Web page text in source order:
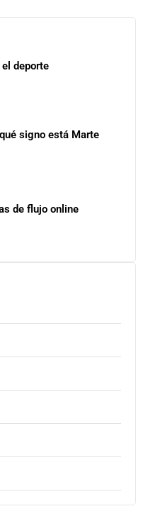
deporte
signo está Marte
de flujo online